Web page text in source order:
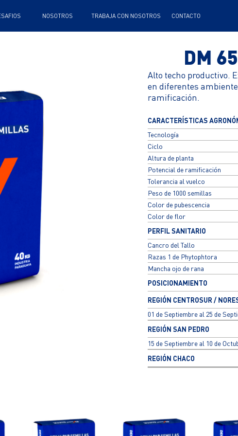
TRABAJA CON NOSOTROS CONTACTO
DM
Alto techo productivo.
en diferentes
ramificación.
CARACTERÍSTICAS
Tecnología
Ciclo
Altura de planta
Potencial de ramificación
Tolerancia al vuelco
Peso de 1000 semillas
Color de pubescencia
Color de flor
PERFIL SANITARIO
Cancro del Tallo
Razas 1 de Phytophtora
Mancha ojo de rana
POSICIONAMIENTO
REGIÓN CENTROSUR /
01 de Septiembre al 25 de
REGIÓN SAN PEDRO
15 de Septiembre al 10 de
REGIÓN CHACO